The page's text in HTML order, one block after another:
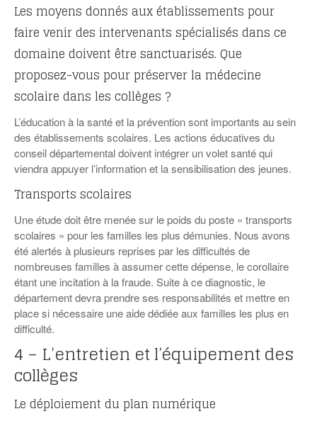
Les moyens donnés aux établissements pour
faire venir des intervenants spécialisés dans ce
domaine doivent être sanctuarisés. Que
proposez-vous pour préserver la médecine
scolaire dans les collèges ?
L’éducation à la santé et la prévention sont importants au sein
des établissements scolaires. Les actions éducatives du
conseil départemental doivent intégrer un volet santé qui
viendra appuyer l’information et la sensibilisation des jeunes.
Transports scolaires
Une étude doit être menée sur le poids du poste « transports
scolaires » pour les familles les plus démunies. Nous avons
été alertés à plusieurs reprises par les difficultés de
nombreuses familles à assumer cette dépense, le corollaire
étant une incitation à la fraude. Suite à ce diagnostic, le
département devra prendre ses responsabilités et mettre en
place si nécessaire une aide dédiée aux familles les plus en
difficulté.
4 – L’entretien et l’équipement des
collèges
Le déploiement du plan numérique